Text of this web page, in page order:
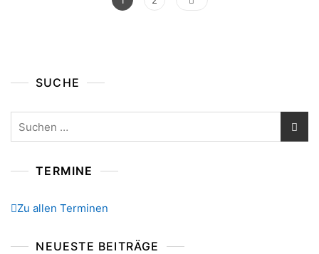
SUCHE
TERMINE
Zu allen Terminen
NEUESTE BEITRÄGE